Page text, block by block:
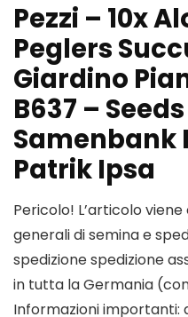
Pezzi – 10x
Peglers
Giardino
B637 –
Samenbank
Patrik Ipsa
Pericolo! L’articolo
generali di semina e
spedizione spedizione
in tutta la Germania
Informazioni